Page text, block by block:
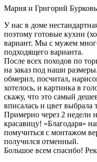
Мария и Григорий
У нас в доме
поэтому готовые кухни
вариант. Мы с мужем
подходящего варианта.
После всех походов по
на заказ под наши
обмерил, посчитал,
хотелось, и картинка в
скажу, что это самый
вписалась и цвет выбрала
Примерно через 2 недели
красавицу! «Благодаря»
помучиться с монтажом
получился отменный.
Большое всем спасибо!